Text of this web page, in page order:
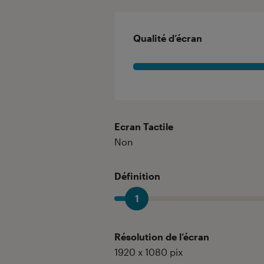
Qualité d’écran
Ecran Tactile
Non
Définition
1
Résolution de l’écran
1920 x 1080 pix